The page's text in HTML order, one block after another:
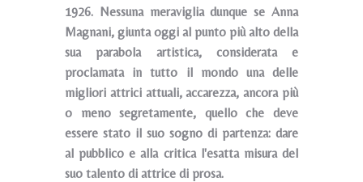
1926. Nessuna meraviglia dunque se Anna
Magnani, giunta oggi al punto più alto della
sua parabola artistica, considerata e
proclamata in tutto il mondo una delle
migliori attrici attuali, accarezza, ancora più
o meno segretamente, quello che deve
essere stato il suo sogno di partenza: dare
al pubblico e alla critica l'esatta misura del
suo talento di attrice di prosa.